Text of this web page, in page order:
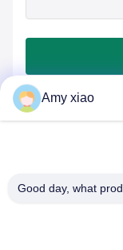
Amy xiao
Good day, what